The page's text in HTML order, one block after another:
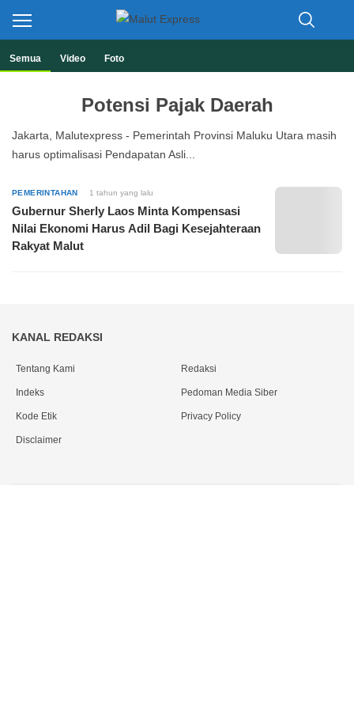
Malut Express
Semua Video Foto
Potensi Pajak Daerah
Jakarta, Malutexpress - Pemerintah Provinsi Maluku Utara masih
harus optimalisasi Pendapatan Asli...
PEMERINTAHAN 1 tahun yang lalu
Gubernur Sherly Laos Minta Kompensasi
Nilai Ekonomi Harus Adil Bagi Kesejahteraan
Rakyat Malut
KANAL REDAKSI
Tentang Kami Redaksi
Indeks Pedoman Media Siber
Kode Etik Privacy Policy
Disclaimer